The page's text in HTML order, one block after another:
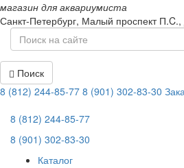
магазин для аквариумиста
Санкт-Петербург, Малый проспект
Поиск
8 (812) 244-85-77 8 (901) 302-83-30
8 (812) 244-85-77
8 (901) 302-83-30
Каталог